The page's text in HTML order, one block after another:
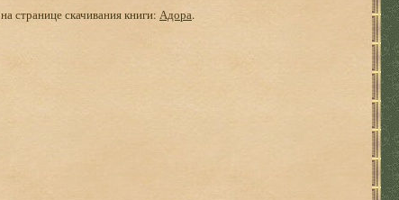
странице скачивания книги: Адора.